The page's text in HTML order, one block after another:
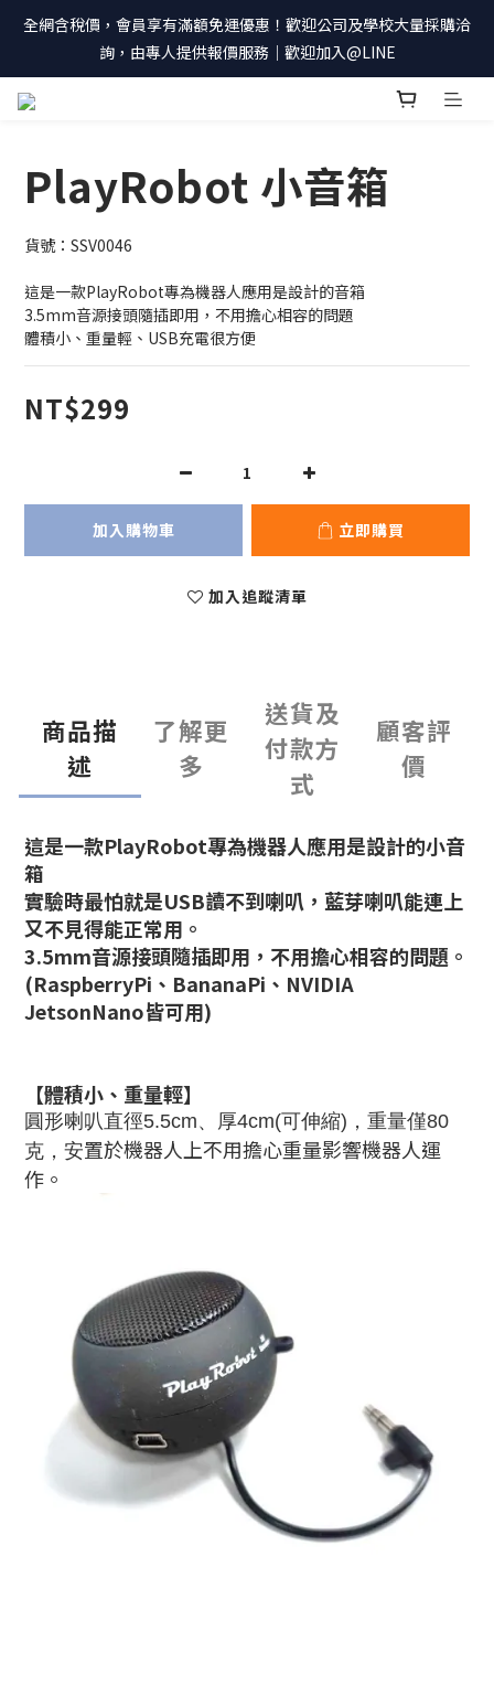
全網含稅價，會員享有滿額免運優惠！歡迎公司及學校大量採購洽
詢，由專人提供報價服務｜歡迎加入@LINE
PlayRobot 小音箱
貨號：SSV0046
這是一款PlayRobot專為機器人應用是設計的音箱
3.5mm音源接頭隨插即用，不用擔心相容的問題
體積小、重量輕、USB充電很方便
NT$299
加入購物車 立即購買
加入追蹤清單
商品描
述
了解更
多
送貨及
付款方
式
顧客評
價
這是一款PlayRobot專為機器人應用是設計的小音
箱
實驗時最怕就是USB讀不到喇叭，藍芽喇叭能連上
又不見得能正常用。
3.5mm音源接頭隨插即用，不用擔心相容的問題。
(RaspberryPi、BananaPi、NVIDIA
JetsonNano皆可用)
【體積小、重量輕】
圓形喇叭直徑5.5cm、厚4cm(可伸縮)，重量僅80
克，安置於機器人上不用擔心重量影響機器人運
作。